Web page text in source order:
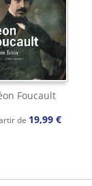
Foucault
de 19,99 €